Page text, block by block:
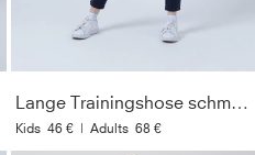
Lange Trainingshose schmal, navy blau
Kids 46 € | Adults 68 €